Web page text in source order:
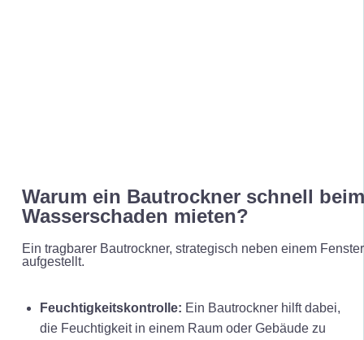
Warum ein Bautrockner schnell beim
Wasserschaden mieten?
Ein tragbarer Bautrockner, strategisch neben einem Fenster
aufgestellt.
Feuchtigkeitskontrolle: Ein Bautrockner hilft dabei,
die Feuchtigkeit in einem Raum oder Gebäude zu